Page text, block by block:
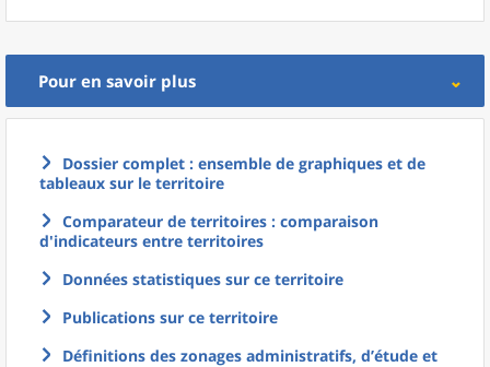
Pour en savoir plus
Dossier complet : ensemble de graphiques et de
tableaux sur le territoire
Comparateur de territoires : comparaison
d'indicateurs entre territoires
Données statistiques sur ce territoire
Publications sur ce territoire
Définitions des zonages administratifs, d’étude et